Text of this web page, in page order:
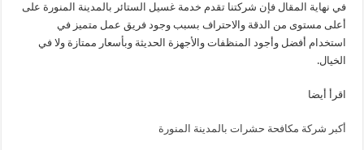
في نهاية المقال فإن شركتنا تقدم خدمة غسيل الستائر بالمدينة المنورة على
أعلى مستوى من الدقة والاحتراف بسبب وجود فريق عمل متميز في
استخدام أفضل وأجود المنظفات والأجهزة الحديثة وبأسعار ممتازة ولا في
الخيال.
اقرأ أيضا
أكبر شركة مكافحة حشرات بالمدينة المنورة